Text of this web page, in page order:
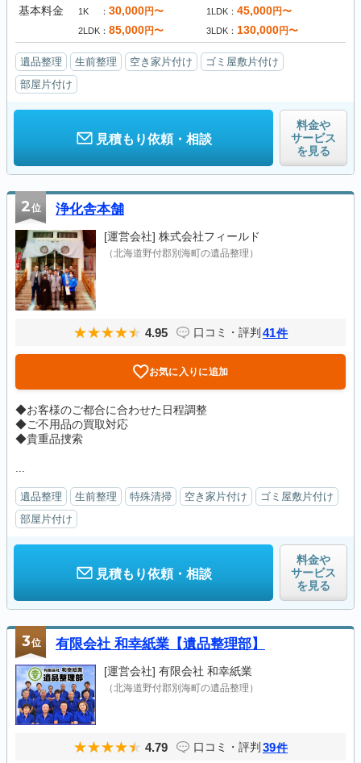
基本料金 1K 30,000円〜 1LDK 45,000円〜
2LDK 85,000円〜 3LDK 130,000円〜
遺品整理 生前整理 空き家片付け
ゴミ屋敷片付け
部屋片付け
見積もり依頼・相談
料金や
サービス
を見る
2位 浄化舎本舗
[運営会社] 株式会社フィールド
（北海道野付郡別海町の遺品整理）
4.95 口コミ・評判 41件
お気に入りに追加
◆お客様のご都合に合わせた日程調整
◆ご不用品の買取対応
◆貴重品捜索
遺品整理 生前整理 特殊清掃 空き家片付け
ゴミ屋敷片付け
部屋片付け
見積もり依頼・相談
料金や
サービス
を見る
3位 有限会社 和幸紙業【遺品整理部】
[運営会社] 有限会社 和幸紙業
（北海道野付郡別海町の遺品整理）
4.79 口コミ・評判 39件